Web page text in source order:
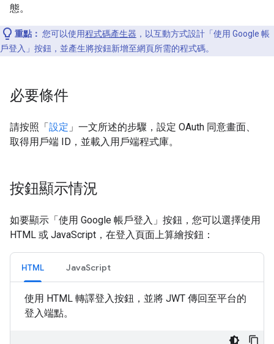
態。
重點： 您可以使用程式碼產生器 ，以互動方式設計「使用 Google 帳
戶登入」按鈕，並產生將按鈕新增至網頁所需的程式碼。
必要條件
請按照「設定 」一文所述的步驟，設定 OAuth 同意畫面、
取得用戶端 ID，並載入用戶端程式庫。
按鈕顯示情況
如要顯示「使用 Google 帳戶登入」按鈕，您可以選擇使用
HTML 或 JavaScript，在登入頁面上算繪按鈕：
HTML JavaScript
使用 HTML 轉譯登入按鈕，並將 JWT 傳回至平台的
登入端點。